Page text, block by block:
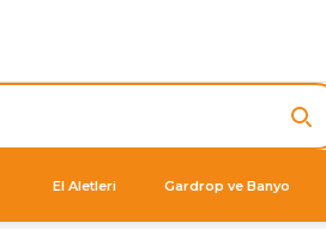
El Aletleri Gardrop ve Banyo